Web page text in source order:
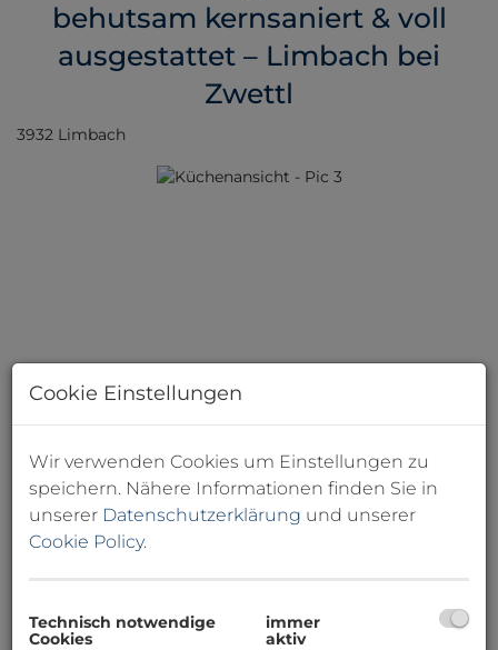
behutsam kernsaniert & voll
ausgestattet – Limbach bei
Zwettl
3932 Limbach
Küchenansicht - Pic 3
Cookie Einstellungen
Wir verwenden Cookies um Einstellungen zu
speichern. Nähere Informationen finden Sie in
unserer Datenschutzerklärung und unserer
Cookie Policy.
Technisch notwendige
Cookies
immer
aktiv